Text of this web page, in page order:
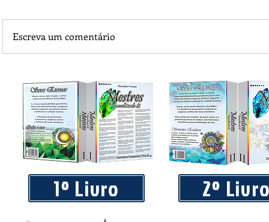
Piá Lava Jato, de Juara, torna público que requereu
Instalação e Operação
Escreva um comentário
1º Livro 2º